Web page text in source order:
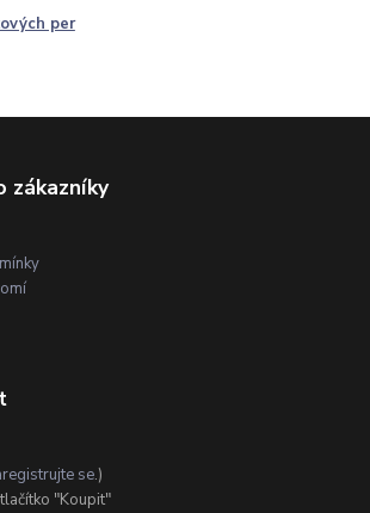
per
zákazníky
se.)
"Koupit"